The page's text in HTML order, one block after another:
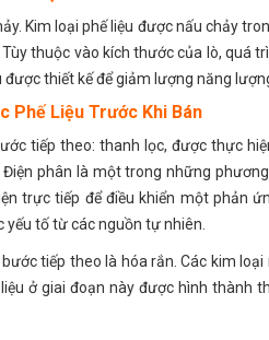
Kim loại phế liệu được nấu chảy
thuộc vào kích thước của lò, quá
được thiết kế để giảm lượng năng
Phế Liệu Trước Khi Bán
tiếp theo: thanh lọc, được thực
phân là một trong những
trực tiếp để điều khiển một phản
yếu tố từ các nguồn tự nhiên.
tiếp theo là hóa rắn. Các kim
ở giai đoạn này được hình thành